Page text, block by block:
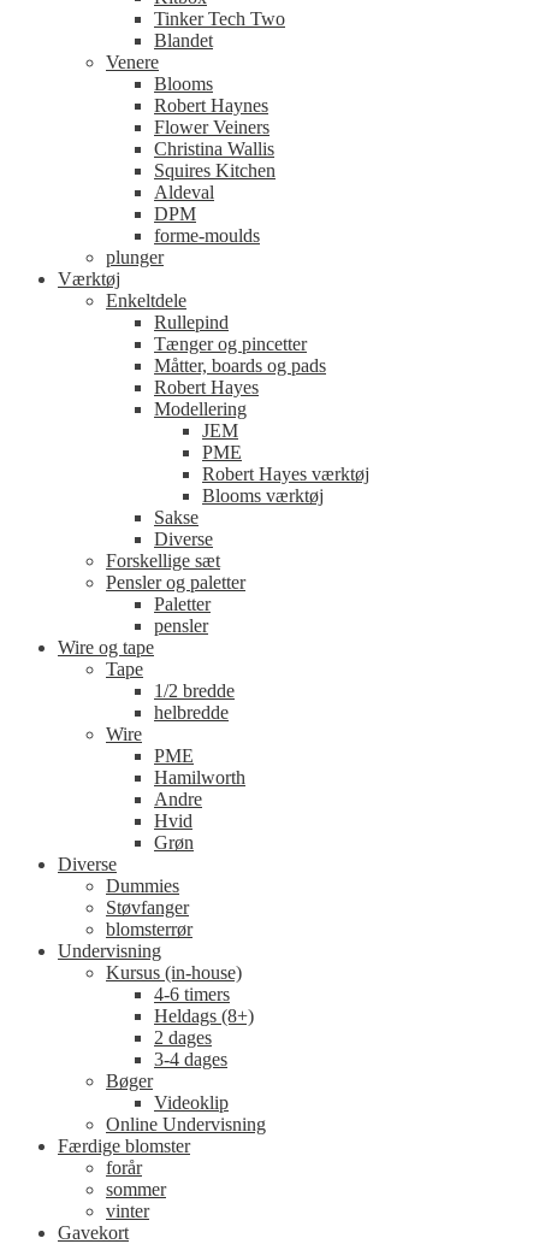
Tinker Tech Two
Blandet
Venere
Blooms
Robert Haynes
Flower Veiners
Christina Wallis
Squires Kitchen
Aldeval
DPM
forme-moulds
plunger
Værktøj
Enkeltdele
Rullepind
Tænger og pincetter
Måtter, boards og pads
Robert Hayes
Modellering
JEM
PME
Robert Hayes værktøj
Blooms værktøj
Sakse
Diverse
Forskellige sæt
Pensler og paletter
Paletter
pensler
Wire og tape
Tape
1/2 bredde
helbredde
Wire
PME
Hamilworth
Andre
Hvid
Grøn
Diverse
Dummies
Støvfanger
blomsterrør
Undervisning
Kursus (in-house)
4-6 timers
Heldags (8+)
2 dages
3-4 dages
Bøger
Videoklip
Online Undervisning
Færdige blomster
forår
sommer
vinter
Gavekort